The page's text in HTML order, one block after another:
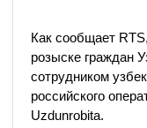
Как сообщает
розыске граждан
сотрудником
российского
Uzdunrobita.